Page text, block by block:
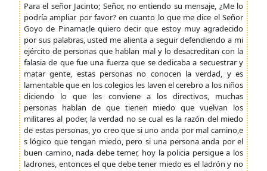
Para el señor Jacinto; Señor, no entiendo su mensaje, ¿Me lo
podría ampliar por favor? en cuanto lo que me dice el Señor
Goyo de Pinamar,le quiero decir que estoy muy agradecido
por sus palabras, usted me alienta a seguir defendiendo a mi
ejército de personas que hablan mal y lo desacreditan con la
falasia de que fue una fuerza que se dedicaba a secuestrar y
matar gente, estas personas no conocen la verdad, y es
lamentable que en los colegios les laven el cerebro a los niños
diciendo lo que les conviene a los directivos, muchas
personas hablan de que tienen miedo que vuelvan los
militares al poder, la verdad no se cual es la razón del miedo
de estas personas, yo creo que si uno anda por mal camino,e
s lógico que tengan miedo, pero si una persona anda por el
buen camino, nada debe temer, hoy la policia persigue a los
ladrones, entonces el que debe tener miedo es el ladrón y no